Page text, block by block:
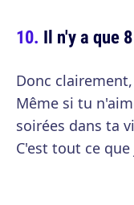
Il n'y a que
Donc
Même si tu
soirées dans ta
C'est tout ce